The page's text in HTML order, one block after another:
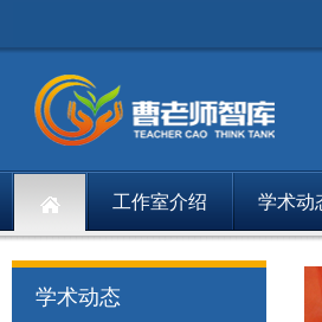
工作室介绍 学术动
学术动态